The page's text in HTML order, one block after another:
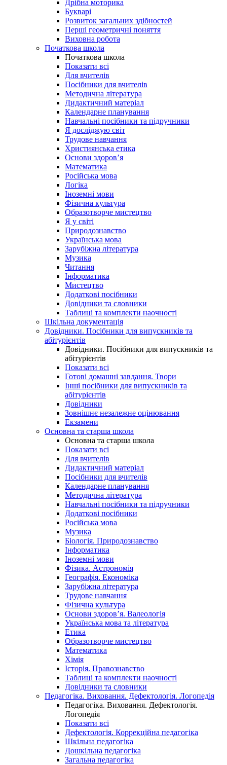
Дрібна моторика
Букварі
Розвиток загальних здібностей
Перші геометричні поняття
Виховна робота
Початкова школа
Початкова школа
Показати всі
Для вчителів
Посібники для вчителів
Методична література
Дидактичний матеріал
Календарне планування
Навчальні посібники та підручники
Я досліджую світ
Трудове навчання
Християнська етика
Основи здоров’я
Математика
Російська мова
Логіка
Іноземні мови
Фізична культура
Образотворче мистецтво
Я у світі
Природознавство
Українська мова
Зарубіжна література
Музика
Читання
Інформатика
Мистецтво
Додаткові посібники
Довідники та словники
Таблиці та комплекти наочності
Шкільна документація
Довідники. Посібники для випускників та
абітурієнтів
Довідники. Посібники для випускників та
абітурієнтів
Показати всі
Готові домашні завдання. Твори
Інші посібники для випускників та
абітурієнтів
Довідники
Зовнішнє незалежне оцінювання
Екзамени
Основна та старша школа
Основна та старша школа
Показати всі
Для вчителів
Дидактичний матеріал
Посібники для вчителів
Календарне планування
Методична література
Навчальні посібники та підручники
Додаткові посібники
Російська мова
Музика
Біологія. Природознавство
Інформатика
Іноземні мови
Фізика. Астрономія
Географія. Економіка
Зарубіжна література
Трудове навчання
Фізична культура
Основи здоров’я. Валеологія
Українська мова та література
Етика
Образотворче мистецтво
Математика
Хімія
Історія. Правознавство
Таблиці та комплекти наочності
Довідники та словники
Педагогіка. Виховання. Дефектологія. Логопедія
Педагогіка. Виховання. Дефектологія.
Логопедія
Показати всі
Дефектологія. Коррекційна педагогіка
Шкільна педагогіка
Дошкільна педагогіка
Загальна педагогіка